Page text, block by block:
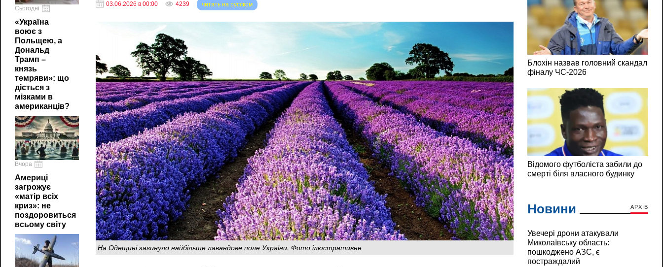
Сьогодні
«Україна
воює з
Польщею, а
Дональд
Трамп –
князь
темряви»: що
діється з
мізками в
американців?
Вчора
Америці
загрожує
«матір всіх
криз»: не
поздоровиться
всьому світу
03.06.2026 в 00:00 4239 читать на русском
На Одещині загинуло найбільше лавандове поле України. Фото ілюстративне
Новини АРХІВ
Увечері дрони атакували
Миколаївську область:
пошкоджено АЗС, є
постраждалий